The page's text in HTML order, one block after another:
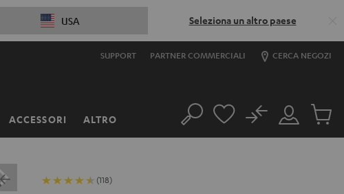
USA Seleziona un altro paese
SUPPORT PARTNER COMMERCIALI CERCA NEGOZI
ACCESSORI ALTRO Cerca
Il
mio
No
Prodotti
(118)